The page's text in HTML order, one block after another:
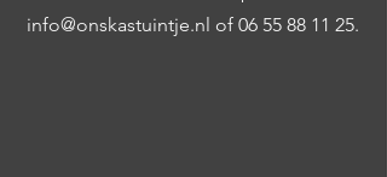
info@onskastuintje.nl of 06 55 88 11 25.